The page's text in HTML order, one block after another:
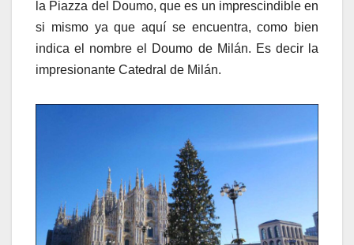
la Piazza del Doumo, que es un imprescindible en
si mismo ya que aquí se encuentra, como bien
indica el nombre el Doumo de Milán. Es decir la
impresionante Catedral de Milán.